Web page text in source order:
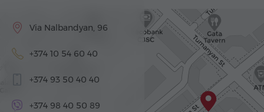
Via Nalbandyan, 96
+374 10 54 60 40
+374 93 50 40 40
+374 98 40 50 89